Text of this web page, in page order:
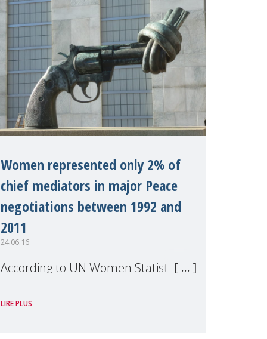
Women represented only 2% of
chief mediators in major Peace
negotiations between 1992 and
2011
24.06.16
According to UN Women Statistics, in
1992 and 2011, women represented
LIRE PLUS